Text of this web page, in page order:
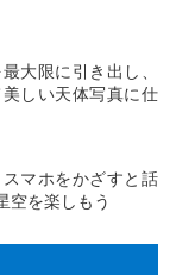
大限に引き出し、
しい天体写真に仕
マホをかざすと話
空を楽しもう